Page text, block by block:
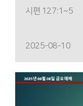
시편 127:1~5
2025-08-10